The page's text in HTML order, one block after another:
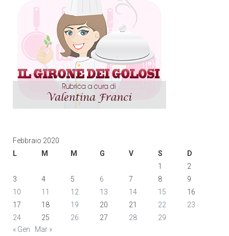
Febbraio 2020
L
M M G V S
D
1
2
3
4 5 6 7 8
9
10
11 12 13 14 15
16
17
18 19 20 21 22
23
24
25 26 27 28
29
« Gen
Mar »